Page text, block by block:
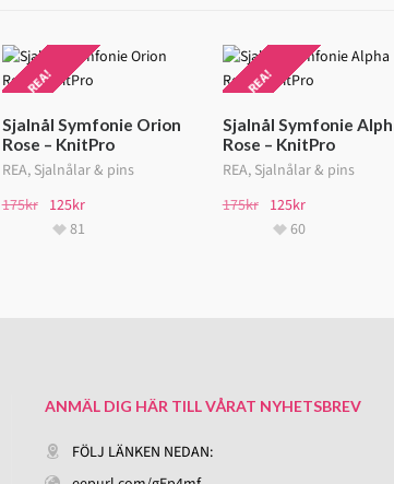
REA!
Sjalnål Symfonie Orion
Rose – KnitPro
REA, Sjalnålar & pins
175kr 125kr
81
REA!
Sjalnål Symfonie
Rose – KnitPro
REA, Sjalnålar & pins
175kr 125kr
60
ANMÄL DIG HÄR TILL VÅRAT NYHETSBREV
FÖLJ LÄNKEN NEDAN: